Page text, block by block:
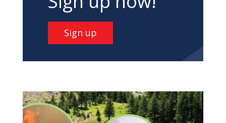
Sign up